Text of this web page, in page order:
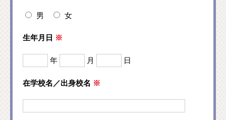
男 女
生年月日 ※
年 月 日
在学校名／出身校名 ※